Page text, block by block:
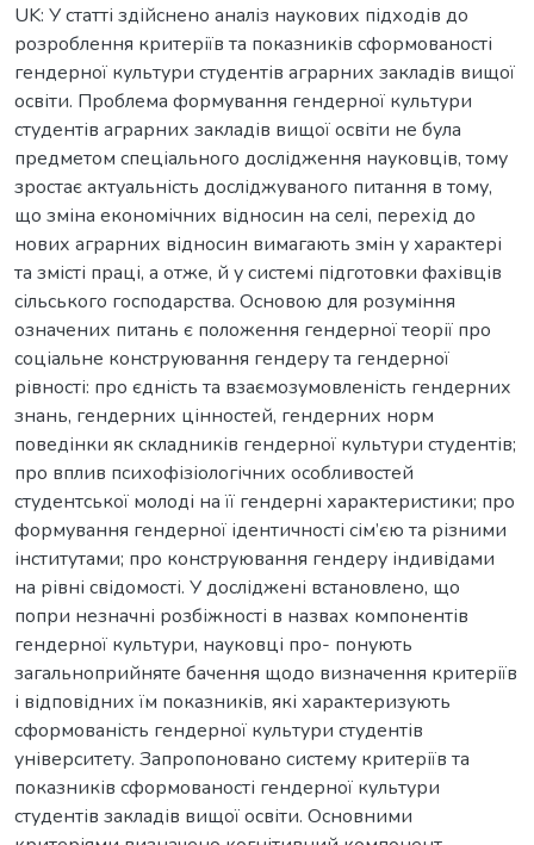
UK: У статті здійснено аналіз наукових підходів до
розроблення критеріїв та показників сформованості
гендерної культури студентів аграрних закладів вищої
освіти. Проблема формування гендерної культури
студентів аграрних закладів вищої освіти не була
предметом спеціального дослідження науковців, тому
зростає актуальність досліджуваного питання в тому,
що зміна економічних відносин на селі, перехід до
нових аграрних відносин вимагають змін у характері
та змісті праці, а отже, й у системі підготовки фахівців
сільського господарства. Основою для розуміння
означених питань є положення гендерної теорії про
соціальне конструювання гендеру та гендерної
рівності: про єдність та взаємозумовленість гендерних
знань, гендерних цінностей, гендерних норм
поведінки як складників гендерної культури студентів;
про вплив психофізіологічних особливостей
студентської молоді на її гендерні характеристики; про
формування гендерної ідентичності сім’єю та різними
інститутами; про конструювання гендеру індивідами
на рівні свідомості. У досліджені встановлено, що
попри незначні розбіжності в назвах компонентів
гендерної культури, науковці про- понують
загальноприйняте бачення щодо визначення критеріїв
і відповідних їм показників, які характеризують
сформованість гендерної культури студентів
університету. Запропоновано систему критеріїв та
показників сформованості гендерної культури
студентів закладів вищої освіти. Основними